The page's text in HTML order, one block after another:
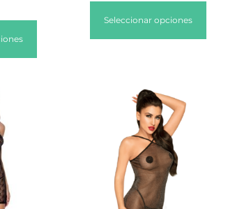
Seleccionar opciones